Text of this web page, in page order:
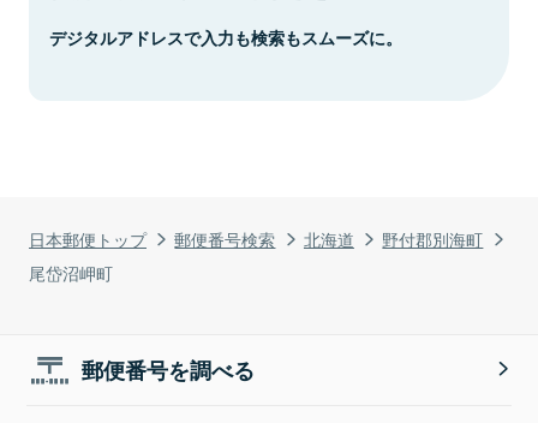
日本郵便トップ 郵便番号検索 北海道
野付郡別海町
尾岱沼岬町
デジタルアドレスで入力も検索もスムーズに。
郵便番号を調べる